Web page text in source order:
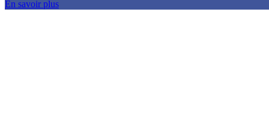
En savoir plus